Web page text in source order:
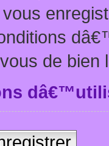
de bien